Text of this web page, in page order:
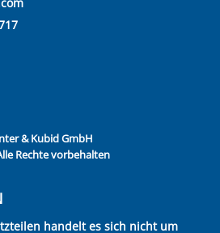
& Kubid GmbH
Rechte vorbehalten
handelt es sich nicht um